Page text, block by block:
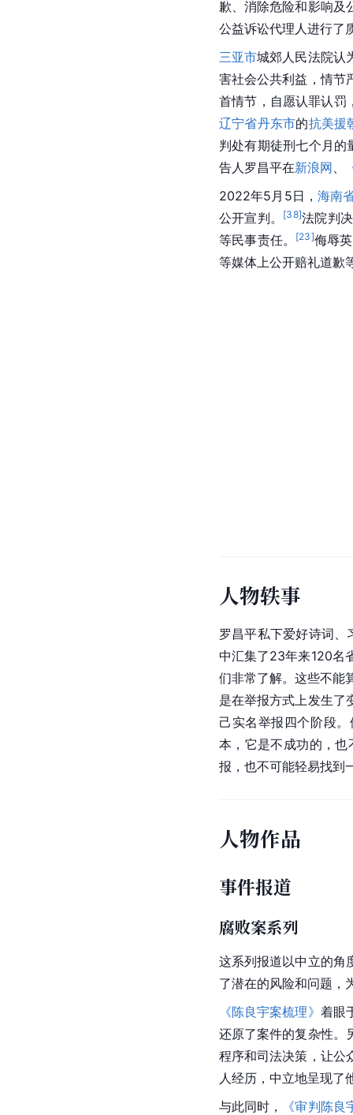
歉、消除危险和影响及
公益诉讼代理人进行了
三亚市城郊人民法院认
害社会公共利益，情节
首情节，自愿认罪认罚
辽宁省丹东市的抗美援
判处有期徒刑七个月的
告人罗昌平在新浪网
2022年5月5日，海南
公开宣判。
[38]法院判
等民事责任。
[23]侮辱
等媒体上公开赔礼道歉
人物轶事
罗昌平私下爱好诗词、
中汇集了23年来120名
们非常了解。这些不能
是在举报方式上发生了
己实名举报四个阶段
本，它是不成功的，
报，也不可能轻易找到
人物作品
事件报道
腐败案系列
这系列报道以中立的角
了潜在的风险和问题，
《陈良宇案梳理》 着眼
还原了案件的复杂性。
程序和司法决策，让公
人经历，中立地呈现了
与此同时，
《审判陈良